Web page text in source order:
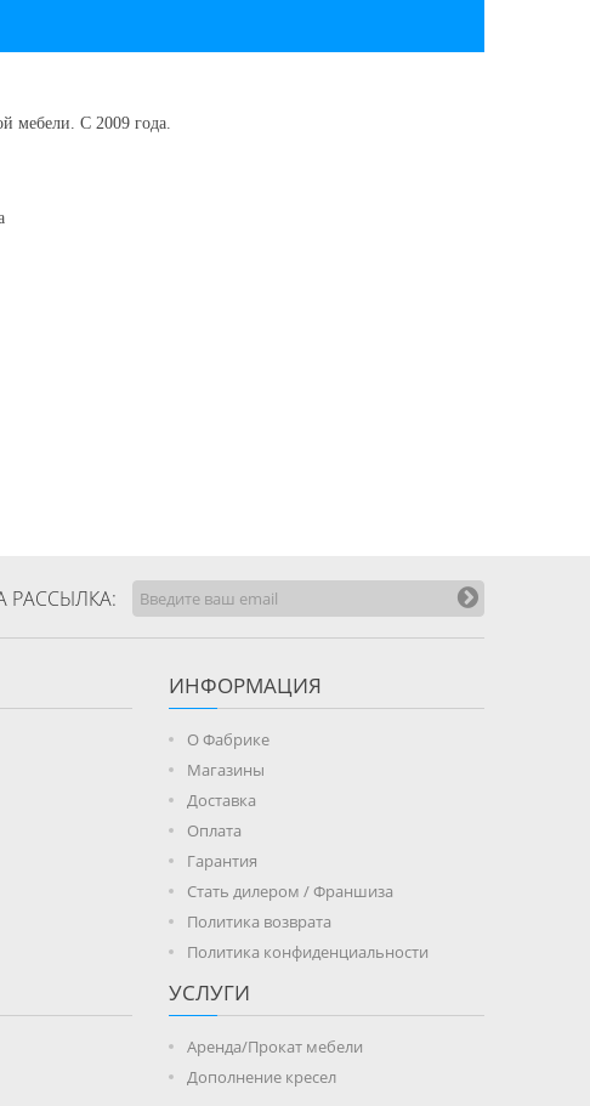
мебели. С 2009 года.
РАССЫЛКА:
ИНФОРМАЦИЯ
О Фабрике
Магазины
Доставка
Оплата
Гарантия
Стать дилером / Франшиза
Политика возврата
Политика конфиденциальности
УСЛУГИ
Аренда/Прокат мебели
Дополнение кресел